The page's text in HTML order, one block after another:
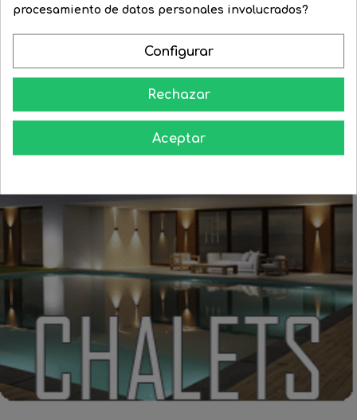
Aprende como darle a tu casa todo el esplendor en las noches
procesamiento de datos personales involucrados?
Configurar
Rechazar
Aceptar